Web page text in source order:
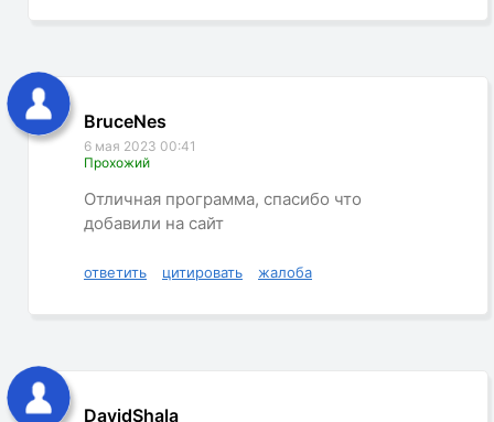
BruceNes
6 мая 2023 00:41
Прохожий
Отличная программа, спасибо что
добавили на сайт
ответить цитировать жалоба
DavidShala